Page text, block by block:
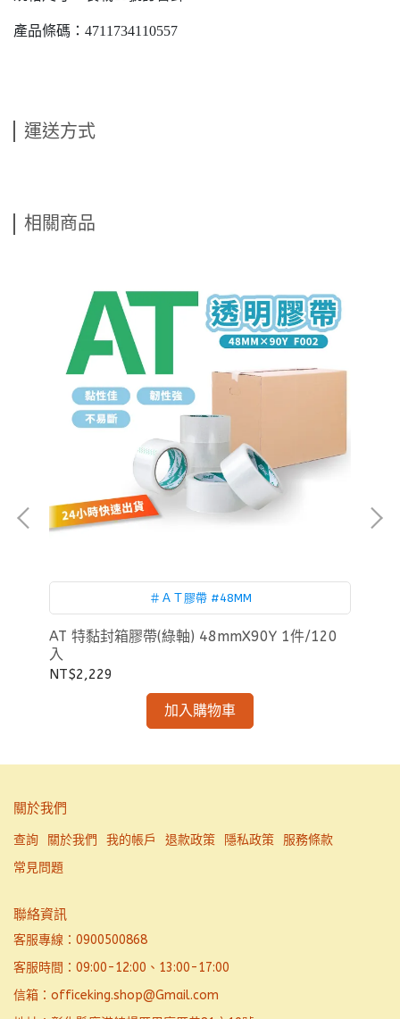
產品條碼：4711734110557
運送方式
相關商品
＃ＡＴ膠帶 #48MM
AT 特黏封箱膠帶(綠軸) 48mmX90Y 1件/120
入
NT$2,229
加入購物車
關於我們
查詢 關於我們 我的帳戶 退款政策 隱私政策
服務條款
常見問題
聯絡資訊
客服專線：0900500868
客服時間：09:00-12:00、13:00-17:00
信箱：officeking.shop@Gmail.com